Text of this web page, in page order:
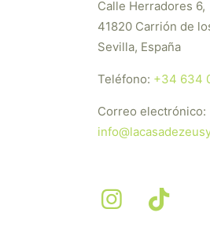
Calle Herradores 6,
41820 Carrión de
Sevilla, España
Teléfono: +34 634
Correo electrónico: